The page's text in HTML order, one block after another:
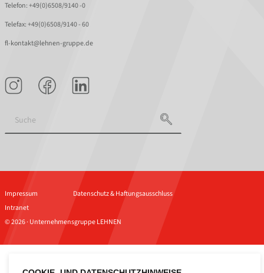
Telefon:+49(0)6508/9140 -0
Telefax: +49(0)6508/9140 - 60
fl-kontakt@lehnen-gruppe.de
Impressum
Datenschutz & Haftungsausschluss
Intranet
© 2026 · Unternehmensgruppe LEHNEN